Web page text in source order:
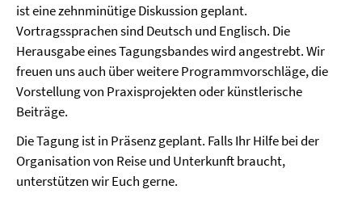
ist eine zehnminütige Diskussion geplant.
Vortragssprachen sind Deutsch und Englisch. Die
Herausgabe eines Tagungsbandes wird angestrebt. Wir
freuen uns auch über weitere Programmvorschläge, die
Vorstellung von Praxisprojekten oder künstlerische
Beiträge.
Die Tagung ist in Präsenz geplant. Falls Ihr Hilfe bei der
Organisation von Reise und Unterkunft braucht,
unterstützen wir Euch gerne.